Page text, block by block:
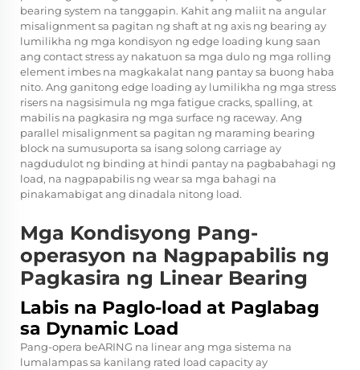
bearing system na tanggapin. Kahit ang maliit na angular
misalignment sa pagitan ng shaft at ng axis ng bearing ay
lumilikha ng mga kondisyon ng edge loading kung saan
ang contact stress ay nakatuon sa mga dulo ng mga rolling
element imbes na magkakalat nang pantay sa buong haba
nito. Ang ganitong edge loading ay lumilikha ng mga stress
risers na nagsisimula ng mga fatigue cracks, spalling, at
mabilis na pagkasira ng mga surface ng raceway. Ang
parallel misalignment sa pagitan ng maraming bearing
block na sumusuporta sa isang solong carriage ay
nagdudulot ng binding at hindi pantay na pagbabahagi ng
load, na nagpapabilis ng wear sa mga bahagi na
pinakamabigat ang dinadala nitong load.
Mga Kondisyong Pang-
operasyon na Nagpapabilis ng
Pagkasira ng Linear Bearing
Labis na Paglo-load at Paglabag
sa Dynamic Load
Pang-opera beARING na linearang mga sistema na
lumalampas sa kanilang rated load capacity ay